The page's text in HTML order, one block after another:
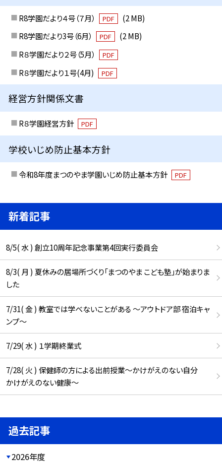
R8学園だより４号（７月） PDF
(2 MB)
R8学園だより3号（6月）
PDF
(2 MB)
R８学園だより２号（5月）
PDF
R８学園だより１号(4月) PDF
経営方針関係文書
R８学園経営方針 PDF
学校いじめ防止基本方針
令和8年度まつのやま学園いじめ防止基本方針 PDF
新着記事
8/5( 水 ) 創立10周年記念事業第4回実行委員会
8/3( 月 ) 夏休みの居場所づくり「まつのやま こども塾」が始まりま
した
7/31( 金 ) 教室では学べないことがある ～アウトドア部 宿泊キャ
ンプ～
7/29( 水 ) １学期終業式
7/28( 火 ) 保健師の方による出前授業～かけがえのない自分
かけがえのない健康～
過去記事
2026年度